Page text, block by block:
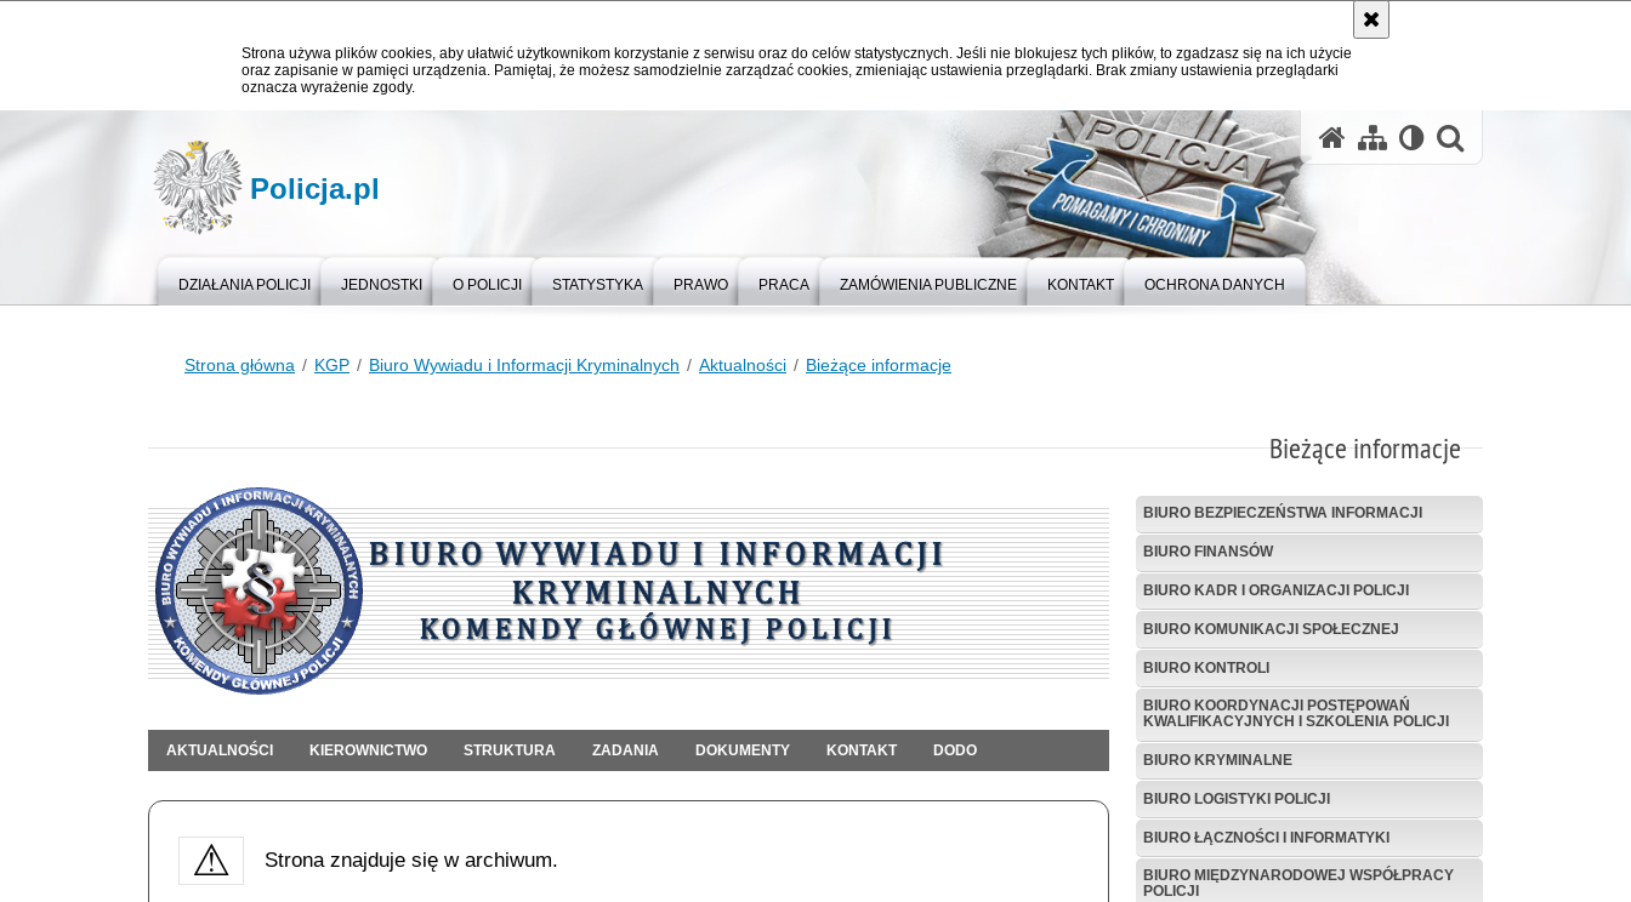
Strona używa plików cookies, aby ułatwić użytkownikom korzystanie z serwisu oraz do celów statystycznych. Jeśli nie blokujesz tych plików, to zgadzasz się na ich użycie
oraz zapisanie w pamięci urządzenia. Pamiętaj, że możesz samodzielnie zarządzać cookies, zmieniając ustawienia przeglądarki. Brak zmiany ustawienia przeglądarki
oznacza wyrażenie zgody.
Policja.pl
DZIAŁANIA POLICJI JEDNOSTKI O POLICJI STATYSTYKA PRAWO PRACA ZAMÓWIENIA PUBLICZNE KONTAKT OCHRONA DANYCH
Strona główna KGP Biuro Wywiadu i Informacji Kryminalnych Aktualności Bieżące informacje
Bieżące informacje
AKTUALNOŚCI KIEROWNICTWO STRUKTURA ZADANIA DOKUMENTY KONTAKT DODO
Strona znajduje się w archiwum.
BIURO BEZPIECZEŃSTWA INFORMACJI
BIURO FINANSÓW
BIURO KADR I ORGANIZACJI POLICJI
BIURO KOMUNIKACJI SPOŁECZNEJ
BIURO KONTROLI
BIURO KOORDYNACJI POSTĘPOWAŃ
KWALIFIKACYJNYCH I SZKOLENIA POLICJI
BIURO KRYMINALNE
BIURO LOGISTYKI POLICJI
BIURO ŁĄCZNOŚCI I INFORMATYKI
BIURO MIĘDZYNARODOWEJ WSPÓŁPRACY
POLICJI